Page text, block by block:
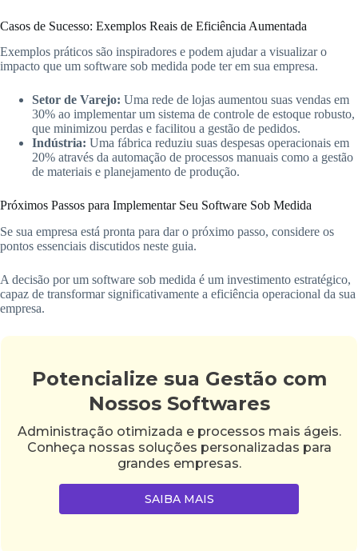
Casos de Sucesso: Exemplos Reais de Eficiência Aumentada
Exemplos práticos são inspiradores e podem ajudar a visualizar o
impacto que um software sob medida pode ter em sua empresa.
Setor de Varejo: Uma rede de lojas aumentou suas vendas em
30% ao implementar um sistema de controle de estoque robusto,
que minimizou perdas e facilitou a gestão de pedidos.
Indústria: Uma fábrica reduziu suas despesas operacionais em
20% através da automação de processos manuais como a gestão
de materiais e planejamento de produção.
Próximos Passos para Implementar Seu Software Sob Medida
Se sua empresa está pronta para dar o próximo passo, considere os
pontos essenciais discutidos neste guia.
A decisão por um software sob medida é um investimento estratégico,
capaz de transformar significativamente a eficiência operacional da sua
empresa.
Potencialize sua Gestão com
Nossos Softwares
Administração otimizada e processos mais ágeis.
Conheça nossas soluções personalizadas para
grandes empresas.
SAIBA MAIS